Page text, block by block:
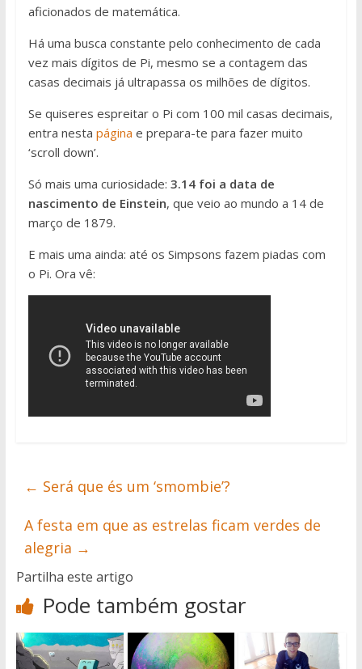
aficionados de matemática.
Há uma busca constante pelo conhecimento de cada
vez mais dígitos de Pi, mesmo se a contagem das
casas decimais já ultrapassa os milhões de dígitos.
Se quiseres espreitar o Pi com 100 mil casas decimais,
entra nesta página e prepara-te para fazer muito
‘scroll down’.
Só mais uma curiosidade: 3.14 foi a data de
nascimento de Einstein, que veio ao mundo a 14 de
março de 1879.
E mais uma ainda: até os Simpsons fazem piadas com
o Pi. Ora vê:
← Será que és um ‘smombie’?
A festa em que as estrelas ficam verdes de
alegria →
Partilha este artigo
Pode também gostar